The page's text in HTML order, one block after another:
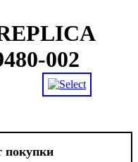
002
покупки